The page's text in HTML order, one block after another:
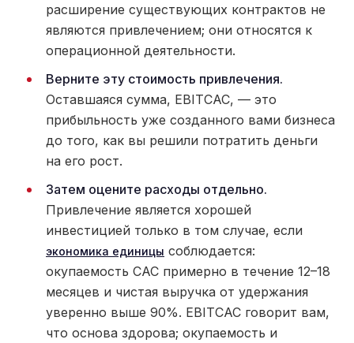
расширение существующих контрактов не
являются привлечением; они относятся к
операционной деятельности.
Верните эту стоимость привлечения.
Оставшаяся сумма, EBITCAC, — это
прибыльность уже созданного вами бизнеса
до того, как вы решили потратить деньги
на его рост.
Затем оцените расходы отдельно.
Привлечение является хорошей
инвестицией только в том случае, если
экономика единицы соблюдается:
окупаемость CAC примерно в течение 12–18
месяцев и чистая выручка от удержания
уверенно выше 90%. EBITCAC говорит вам,
что основа здорова; окупаемость и